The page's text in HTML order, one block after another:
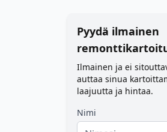
Pyydä ilmainen
Ilmainen ja ei
auttaa sinua
laajuutta ja hintaa.
Nimi